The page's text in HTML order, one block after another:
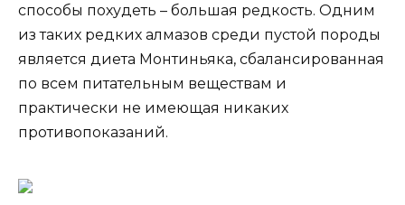
способы похудеть – большая редкость. Одним
из таких редких алмазов среди пустой породы
является диета Монтиньяка, сбалансированная
по всем питательным веществам и
практически не имеющая никаких
противопоказаний.